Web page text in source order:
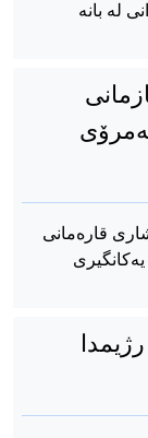
لە بانە
قاره‌مانی